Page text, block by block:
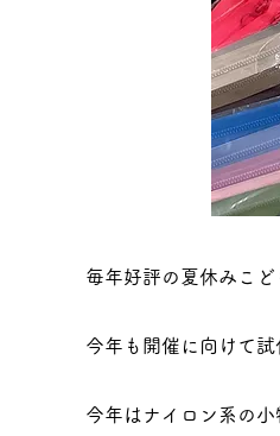
毎年好評の夏休みこど
今年も開催に向けて試
今年はナイロン系の小